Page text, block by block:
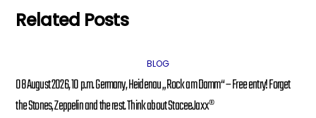
Related Posts
BLOG
08 August 2026, 10 p.m. Germany, Heidenau „Rock am Damm“ – Free entry! Forget
the Stones, Zeppelin and the rest. Think about StaceeJaxx®